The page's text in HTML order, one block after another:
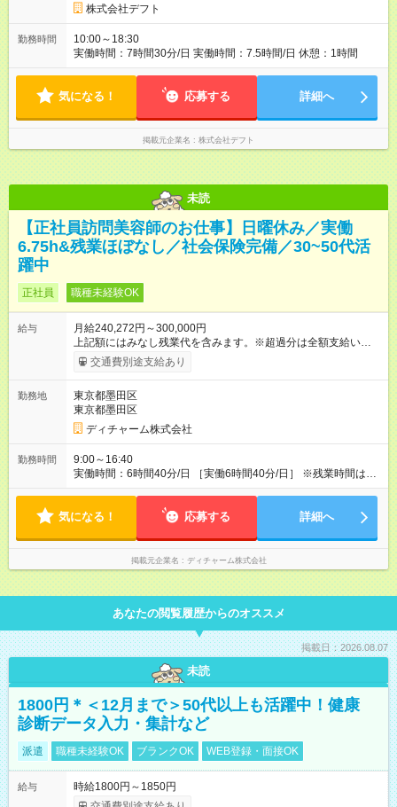
株式会社デフト
勤務時間
10:00～18:30
実働時間：7時間30分/日 実働時間：7.5時間/日 休憩：1時間
気になる！ 応募する 詳細へ
掲載元企業名 株式会社デフト
未読
【正社員訪問美容師のお仕事】日曜休み／実働
6.75h&残業ほぼなし／社会保険完備／30~50代活
躍中
正社員 職種未経験OK
給与
月給240,272円～300,000円
上記額にはみなし残業代を含みます。※超過分は全額支給いたし
ます。 みなし残業代 56,772円／月 みなし残業時間 41.5時間／
交通費別途支給あり
勤務地
東京都墨田区
東京都墨田区
ディチャーム株式会社
勤務時間
9:00～16:40
実働時間：6時間40分/日 ［実働6時間40分/日］ ※残業時間は最
長で月10時間程度、介護施設への訪問となるので遅くとも18時
気になる！ 応募する 詳細へ
掲載元企業名 ディチャーム株式会社
あなたの閲覧履歴からのオススメ
掲載日：2026.08.07
未読
1800円＊＜12月まで＞50代以上も活躍中！健康
診断データ入力・集計など
派遣 職種未経験OK ブランクOK WEB登録・面接OK
給与
時給1800円～1850円